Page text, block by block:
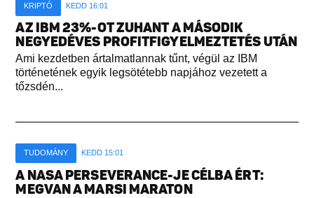
KRIPTÓ KEDD 16:01
AZ IBM 23%-OT ZUHANT A MÁSODIK
NEGYEDÉVES PROFITFIGYELMEZTETÉS UTÁN
Ami kezdetben ártalmatlannak tűnt, végül az IBM
történetének egyik legsötétebb napjához vezetett a
tőzsdén...
TUDOMÁNY KEDD 15:01
A NASA PERSEVERANCE-JE CÉLBA ÉRT:
MEGVAN A MARSI MARATON